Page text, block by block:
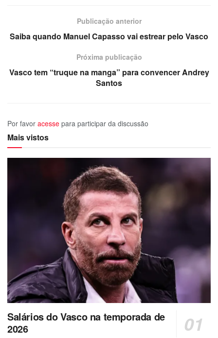
Publicação anterior
Saiba quando Manuel Capasso vai estrear pelo Vasco
Próxima publicação
Vasco tem “truque na manga” para convencer Andrey
Santos
Por favor acesse para participar da discussão
Mais vistos
Salários do Vasco na temporada de
2026